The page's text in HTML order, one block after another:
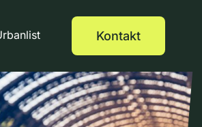
Kontakt